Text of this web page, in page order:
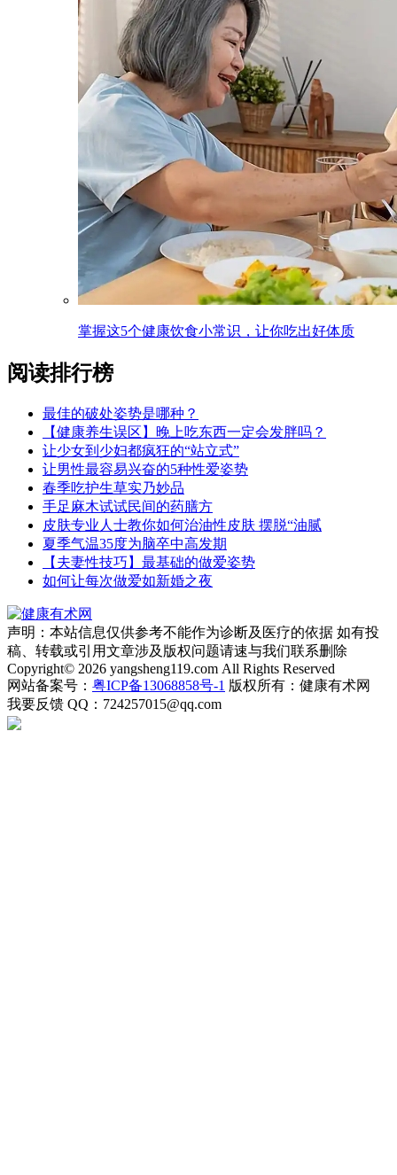
掌握这5个健康饮食小常识，让你吃出好体质
阅读排行榜
最佳的破处姿势是哪种？
【健康养生误区】晚上吃东西一定会发胖吗？
让少女到少妇都疯狂的“站立式”
让男性最容易兴奋的5种性爱姿势
春季吃护生草实乃妙品
手足麻木试试民间的药膳方
皮肤专业人士教你如何治油性皮肤 摆脱“油腻
夏季气温35度为脑卒中高发期
【夫妻性技巧】最基础的做爱姿势
如何让每次做爱如新婚之夜
声明：本站信息仅供参考不能作为诊断及医疗的依据 如有投
稿、转载或引用文章涉及版权问题请速与我们联系删除
Copyright© 2026 yangsheng119.com All Rights Reserved
网站备案号： 粤ICP备13068858号-1 版权所有：健康有术网
我要反馈 QQ：724257015@qq.com